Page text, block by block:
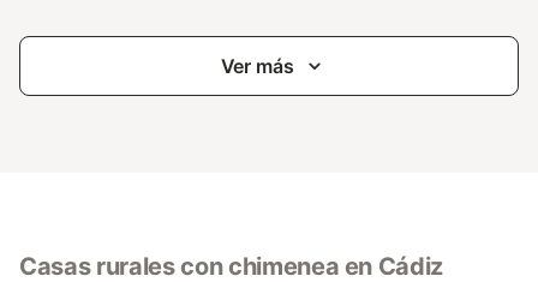
Ver más
Casas rurales con chimenea en Cádiz